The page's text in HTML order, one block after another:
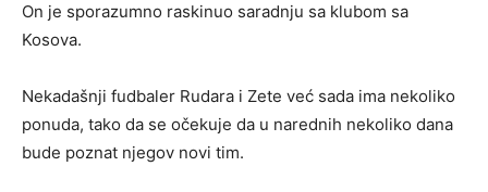
On je sporazumno raskinuo saradnju sa klubom sa
Kosova.
Nekadašnji fudbaler Rudara i Zete već sada ima nekoliko
ponuda, tako da se očekuje da u narednih nekoliko dana
bude poznat njegov novi tim.